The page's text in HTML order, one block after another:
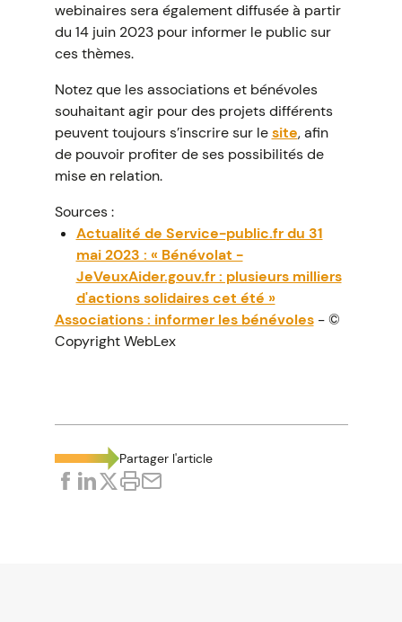
webinaires sera également diffusée à partir
du 14 juin 2023 pour informer le public sur
ces thèmes.
Notez que les associations et bénévoles
souhaitant agir pour des projets différents
peuvent toujours s’inscrire sur lesite, afin
de pouvoir profiter de ses possibilités de
mise en relation.
Sources :
Actualité de Service-public.fr du 31
mai 2023 : « Bénévolat -
JeVeuxAider.gouv.fr : plusieurs milliers
d'actions solidaires cet été »
Associations : informer les bénévoles- ©
Copyright WebLex
Partager l'article